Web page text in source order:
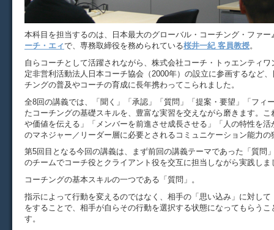
本科目を担当するのは、日本最大のグローバル・コーチング・ファー
ーチ・エィで、専務取締役を務められている桜井一紀 客員教授。
自らコーチとして活躍されながら、株式会社コーチ・トゥエンティワ
定非営利活動法人日本コーチ協会（2000年）の設立に参画するなど
チングの普及やコーチの育成に長年携わってこられました。
全8回の講義では、「聞く」「承認」「質問」「提案・要望」「フィ
たコーチングの基礎スキルを、豊富な実習を交えながら磨きます。
や価値を伝える」「メンバーを前進させ成長させる」「人の特性を活
のマネジャー／リーダー層に必要とされるコミュニケーション能力の
第5回目となる今回の講義は、まず前回の講義テーマであった「質問
のチームでコーチ役とクライアント役を交互に担当しながら実践しま
コーチングの基本スキルの一つである「質問」。
指示によって行動を変えるのではなく、相手の「思い込み」に対して
をすることで、相手が自らその行動を選択する状態になってもらうこ
す。